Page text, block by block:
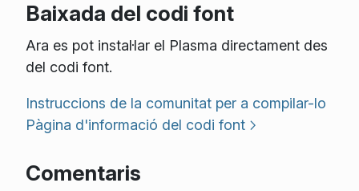
Baixada del codi font
Ara es pot instal·lar el Plasma directament des
del codi font.
Instruccions de la comunitat per a compilar-lo
Pàgina d'informació del codi font
Comentaris